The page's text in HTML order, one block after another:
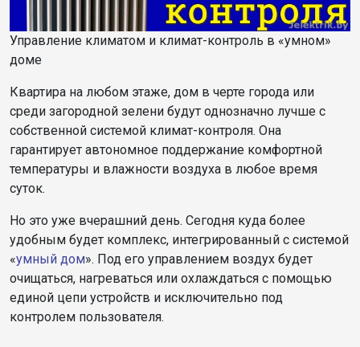
Управление климатом и климат-контроль в «умном»
доме
Квартира на любом этаже, дом в черте города или
среди загородной зелени будут однозначно лучше с
собственной системой климат-контроля. Она
гарантирует автономное поддержание комфортной
температуры и влажности воздуха в любое время
суток.
Но это уже вчерашний день. Сегодня куда более
удобным будет комплекс, интегрированный с системой
«умный дом». Под его управлением воздух будет
очищаться, нагреваться или охлаждаться с помощью
единой цепи устройств и исключительно под
контролем пользователя.